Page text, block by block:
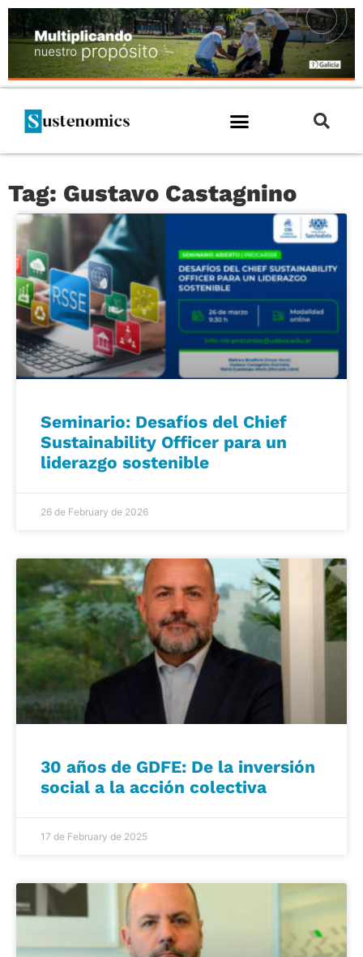
Tag: Gustavo Castagnino
Seminario: Desafíos del Chief
Sustainability Officer para un
liderazgo sostenible
26 de February de 2026
30 años de GDFE: De la inversión
social a la acción colectiva
17 de February de 2025